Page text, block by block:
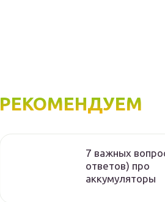
РЕКОМЕНДУЕМ
7 важных
ответов) про
аккумуляторы